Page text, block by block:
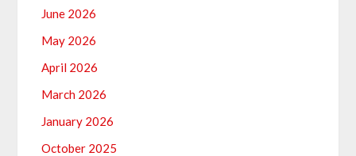
June 2026
May 2026
April 2026
March 2026
January 2026
October 2025